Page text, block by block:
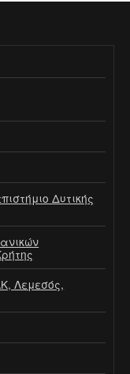
Δυτικής
Λεμεσός,